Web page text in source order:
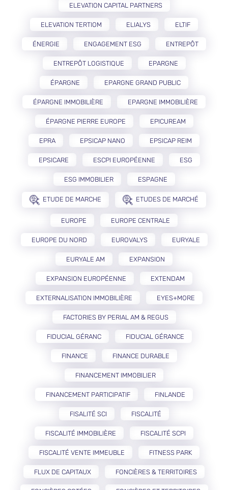
ELEVATION CAPITAL PARTNERS
ELEVATION TERTIOM ELIALYS ELTIF
ÉNERGIE ENGAGEMENT ESG ENTREPÔT
ENTREPÔT LOGISTIQUE EPARGNE
ÉPARGNE EPARGNE GRAND PUBLIC
ÉPARGNE IMMOBILIÈRE EPARGNE IMMOBILIÈRE
ÉPARGNE PIERRE EUROPE EPICUREAM
EPRA EPSICAP NANO EPSICAP REIM
EPSICARE ESCPI EUROPÉENNE ESG
ESG IMMOBILIER ESPAGNE
ETUDE DE MARCHE ETUDES DE MARCHÉ
EUROPE EUROPE CENTRALE
EUROPE DU NORD EUROVALYS EURYALE
EURYALE AM EXPANSION
EXPANSION EUROPÉENNE EXTENDAM
EXTERNALISATION IMMOBILIÈRE EYES+MORE
FACTORIES BY PERIAL AM & REGUS
FIDUCIAL GÉRANC FIDUCIAL GÉRANCE
FINANCE FINANCE DURABLE
FINANCEMENT IMMOBILIER
FINANCEMENT PARTICIPATIF FINLANDE
FISALITÉ SCI FISCALITÉ
FISCALITÉ IMMOBILIÈRE FISCALITÉ SCPI
FISCALITÉ VENTE IMMEUBLE FITNESS PARK
FLUX DE CAPITAUX FONCIÈRES & TERRITOIRES